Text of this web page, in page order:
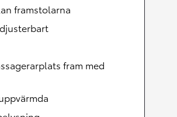
framstolarna
fram med